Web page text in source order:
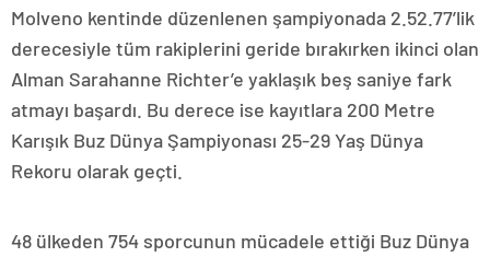
Molveno kentinde düzenlenen şampiyonada 2.52.77’lik
derecesiyle tüm rakiplerini geride bırakırken ikinci olan
Alman Sarahanne Richter’e yaklaşık beş saniye fark
atmayı başardı. Bu derece ise kayıtlara 200 Metre
Karışık Buz Dünya Şampiyonası 25-29 Yaş Dünya
Rekoru olarak geçti.
48 ülkeden 754 sporcunun mücadele ettiği Buz Dünya